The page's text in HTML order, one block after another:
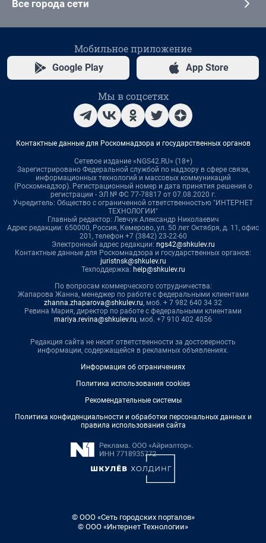
Все города сети
Мобильное приложение
Google Play App Store
Мы в соцсетях
Контактные данные для Роскомнадзора и государственных органов
Сетевое издание «NGS42.RU» (18+)
Зарегистрировано Федеральной службой по надзору в сфере связи,
информационных технологий и массовых коммуникаций
(Роскомнадзор). Регистрационный номер и дата принятия решения о
регистрации - ЭЛ № ФС 77-78817 от 07.08.2020 г.
Учредитель: Общество с ограниченной ответственностью "ИНТЕРНЕТ
ТЕХНОЛОГИИ"
Главный редактор: Левчук Александр Николаевич
Адрес редакции: 650000, Россия, Кемерово, ул. 50 лет Октября, д. 11, офис
201, телефон +7 (3842) 23-22-60
Электронный адрес редакции: ngs42@shkulev.ru
Контактные данные для Роскомнадзора и государственных органов:
juristnsk@shkulev.ru
Техподдержка: help@shkulev.ru
По вопросам коммерческого сотрудничества:
Жапарова Жанна, менеджер по работе с федеральными клиентами
zhanna.zhaparova@shkulev.ru, моб. + 7 982 640 34 32
Ревина Мария, директор по работе с федеральными клиентами
mariya.revina@shkulev.ru, моб. +7 910 402 4056
Редакция сайта не несет ответственности за достоверность
информации, содержащейся в рекламных объявлениях.
Информация об ограничениях
Политика использования cookies
Рекомендательные системы
Политика конфиденциальности и обработки персональных данных и
правила использования сайта
© ООО «Сеть городских порталов»
© ООО «Интернет Технологии»